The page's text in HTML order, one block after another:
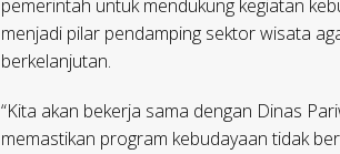
pemerintah untuk mendukung kegiatan
menjadi pilar pendamping sektor wisata
berkelanjutan.
“Kita akan bekerja sama dengan Dinas
memastikan program kebudayaan tidak